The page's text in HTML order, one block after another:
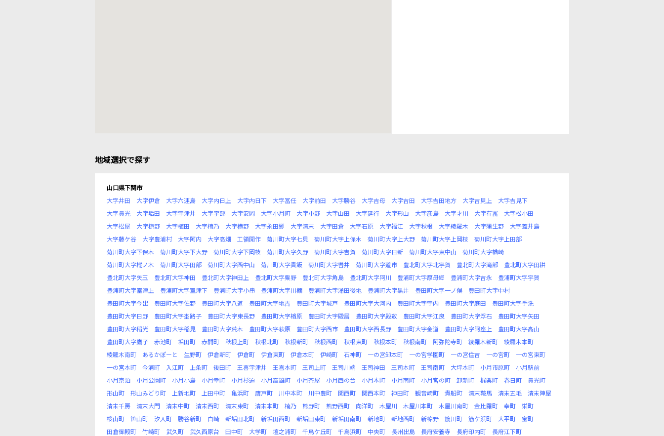
地域選択で探す
山口県下関市
大字井田
大字伊倉 大字六連島 大字内日上 大字内日下 大字冨任 大字前田 大字勝谷 大字吉母 大字吉田 大字吉田地方 大字吉見上
大字吉見下
大字員光
大字垢田 大字宇津井 大字宇部 大字安岡 大字小月町 大字小野 大字山田 大字延行 大字形山 大字彦島 大字才川 大字有冨
大字松小田
大字松屋
大字椋野 大字植田 大字楠乃 大字横野 大字永田郷 大字清末 大字田倉 大字石原 大字福江 大字秋根 大字綾羅木 大字蒲生野
大字蓋井島
大字藤ケ谷
大字豊浦村 大字阿内 大字高畑 工領開作 菊川町大字七見 菊川町大字上保木 菊川町大字上大野 菊川町大字上岡枝
菊川町大字上田部
菊川町大字下保木
菊川町大字下大野 菊川町大字下岡枝 菊川町大字久野 菊川町大字吉賀 菊川町大字日新 菊川町大字東中山
菊川町大字楢崎
菊川町大字樅ノ木
菊川町大字田部 菊川町大字西中山 菊川町大字貴飯 菊川町大字轡井 菊川町大字道市 豊北町大字北宇賀 豊北町大字滝部
豊北町大字田耕
豊北町大字矢玉
豊北町大字神田 豊北町大字神田上 豊北町大字粟野 豊北町大字角島 豊北町大字阿川 豊浦町大字厚母郷 豊浦町大字吉永
豊浦町大字宇賀
豊浦町大字室津上
豊浦町大字室津下 豊浦町大字小串 豊浦町大字川棚 豊浦町大字涌田後地 豊浦町大字黒井 豊田町大字一ノ俣
豊田町大字中村
豊田町大字今出
豊田町大字佐野 豊田町大字八道 豊田町大字地吉 豊田町大字城戸 豊田町大字大河内 豊田町大字宇内 豊田町大字庭田
豊田町大字手洗
豊田町大字日野
豊田町大字杢路子 豊田町大字東長野 豊田町大字楢原 豊田町大字殿居 豊田町大字殿敷 豊田町大字江良 豊田町大字浮石
豊田町大字矢田
豊田町大字稲光
豊田町大字稲見 豊田町大字荒木 豊田町大字萩原 豊田町大字西市 豊田町大字西長野 豊田町大字金道 豊田町大字阿座上
豊田町大字高山
豊田町大字鷹子
赤池町 垢田町 赤間町 秋根上町 秋根北町 秋根新町 秋根西町 秋根東町 秋根本町 秋根南町 阿弥陀寺町 綾羅木新町
綾羅木本町
綾羅木南町
あるかぽーと 生野町 伊倉新町 伊倉町 伊倉東町 伊倉本町 伊崎町 石神町 一の宮卸本町 一の宮学園町 一の宮住吉 一の宮町
一の宮東町
一の宮本町
今浦町 入江町 上条町 後田町 王喜宇津井 王喜本町 王司上町 王司川端 王司神田 王司本町 王司南町 大坪本町 小月市原町
小月駅前
小月京泊
小月公園町 小月小島 小月幸町 小月杉迫 小月高雄町 小月茶屋 小月西の台 小月本町 小月南町 小月宮の町 卸新町 梶栗町 春日町
員光町
形山町
形山みどり町 上新地町 上田中町 亀浜町 唐戸町 川中本町 川中豊町 関西町 関西本町 神田町 観音崎町 貴船町 清末鞍馬 清末五毛
清末陣屋
清末千房
清末大門 清末中町 清末西町 清末東町 清末本町 楠乃 熊野町 熊野西町 向洋町 木屋川 木屋川本町 木屋川南町 金比羅町 幸町
栄町
桜山町
笹山町 汐入町 勝谷新町 白崎 新垢田北町 新垢田西町 新垢田東町 新垢田南町 新地町 新地西町 新椋野 筋川町 筋ケ浜町 大平町
宝町
田倉御殿町
竹崎町 武久町 武久西原台 田中町 大学町 壇之浦町 千鳥ケ丘町 千鳥浜町 中央町 長州出島 長府安養寺 長府印内町
長府江下町